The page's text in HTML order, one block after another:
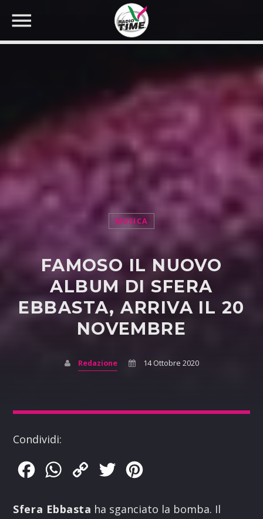
CERCA NEL SITO WEB:
MUSICA
FAMOSO IL NUOVO
ALBUM DI SFERA
EBBASTA, ARRIVA IL 20
NOVEMBRE
Redazione 14 Ottobre 2020
Condividi:
FacebookWhatsApp
Copy
Twitter
Sfera Ebbasta ha sganciato la bomba. Il